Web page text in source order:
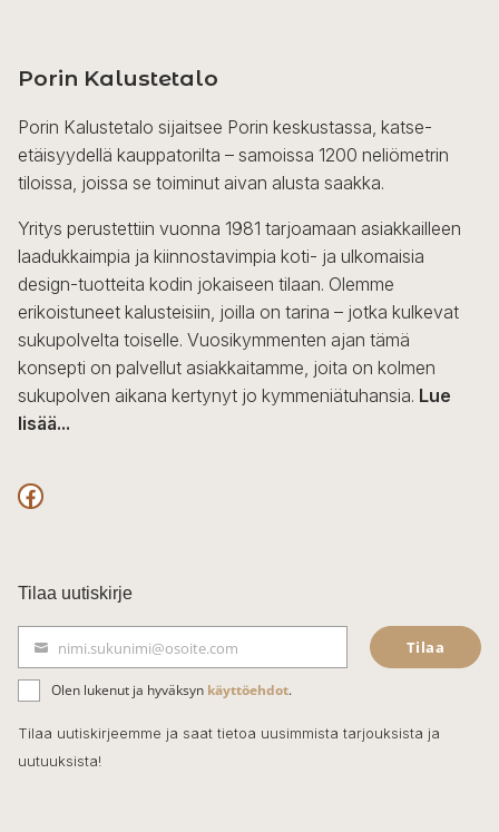
Porin Kalustetalo
Porin Kalustetalo sijaitsee Porin keskustassa, katse-
etäisyydellä kauppatorilta – samoissa 1200 neliömetrin
tiloissa, joissa se toiminut aivan alusta saakka.
Yritys perustettiin vuonna 1981 tarjoamaan asiakkailleen
laadukkaimpia ja kiinnostavimpia koti- ja ulkomaisia
design-tuotteita kodin jokaiseen tilaan. Olemme
erikoistuneet kalusteisiin, joilla on tarina – jotka kulkevat
sukupolvelta toiselle. Vuosikymmenten ajan tämä
konsepti on palvellut asiakkaitamme, joita on kolmen
sukupolven aikana kertynyt jo kymmeniätuhansia. Lue
lisää...
F
c
e
b
o
o
k
Tilaa uutiskirje
ä
h
k
nimi.sukunimi@osoite.com Tilaa
Olen lukenut ja hyväksyn käyttöehdot.
Tilaa uutiskirjeemme ja saat tietoa uusimmista tarjouksista ja
uutuuksista!